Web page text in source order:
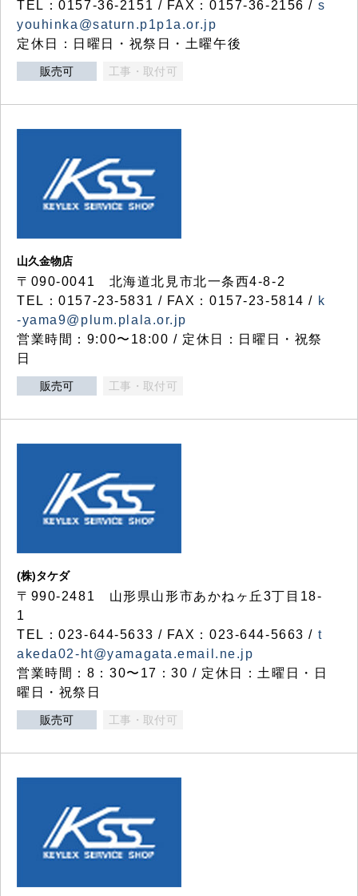
TEL：0157-36-2151 / FAX：0157-36-2156 / s
youhinka@saturn.p1p1a.or.jp
定休日：日曜日・祝祭日・土曜午後
販売可 工事・取付可
山久金物店
〒090-0041 北海道北見市北一条西4-8-2
TEL：0157-23-5831 / FAX：0157-23-5814 / k
-yama9@plum.plala.or.jp
営業時間：9:00〜18:00 / 定休日：日曜日・祝祭
日
販売可 工事・取付可
(株)タケダ
〒990-2481 山形県山形市あかねヶ丘3丁目18-
1
TEL：023-644-5633 / FAX：023-644-5663 / t
akeda02-ht@yamagata.email.ne.jp
営業時間：8：30〜17：30 / 定休日：土曜日・日
曜日・祝祭日
販売可 工事・取付可